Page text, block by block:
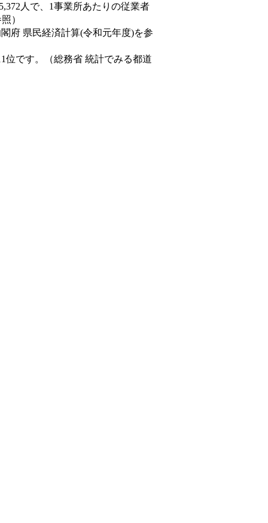
人で、1事業所あたりの従業者
）
府 県民経済計算(令和元年度)を参
位です。（総務省 統計でみる都道